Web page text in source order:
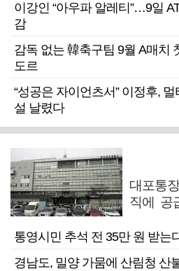
이강인 “아우파 알레티”…9일
감
감독 없는 韓축구팀 9월 A매치
도르
“성공은 자이언츠서” 이정후,
설 날렸다
대포통
직에 공
통영시민 추석 전 35만 원 받는
경남도, 밀양 가뭄에 산림청 산